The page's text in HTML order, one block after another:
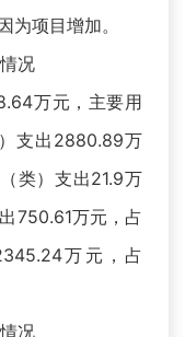
为项目增加。
况
万元，主要用
支出2880.89万
类）支出21.9万
750.61万元，占
万元，占
况